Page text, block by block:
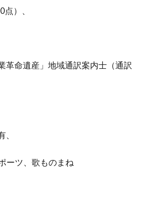
）、
命遺産」地域通訳案内士（通訳
ーツ、歌ものまね